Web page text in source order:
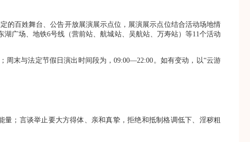
的百姓舞台、公告开放展演展示点位，展演展示点位结合活动场地情
广场、地铁6号线（营前站、航城站、吴航站、万寿站）等11个活动
末与法定节假日演出时间段为，09:00—22:00。如有变动，以“云游
；言谈举止要大方得体、亲和真挚，拒绝和抵制格调低下、淫秽粗